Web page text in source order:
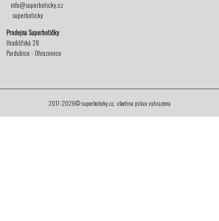
info@superboticky.cz
superboticky
Prodejna Superbotičky
Hradišťská 28
Pardubice - Ohrazenice
2017-2026© superboticky.cz, všechna práva vyhrazena